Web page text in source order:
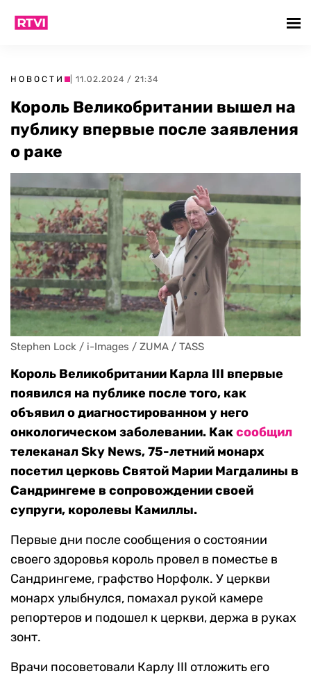
НОВОСТИ | 11.02.2024 / 21:34
Король Великобритании вышел на
публику впервые после заявления
о раке
Stephen Lock / i-Images / ZUMA / TASS
Король Великобритании Карла III впервые
появился на публике после того, как
объявил о диагностированном у него
онкологическом заболевании. Каксообщил
телеканал Sky News, 75-летний монарх
посетил церковь Святой Марии Магдалины в
Сандрингеме в сопровождении своей
супруги, королевы Камиллы.
Первые дни после сообщения о состоянии
своего здоровья король провел в поместье в
Сандрингеме, графство Норфолк. У церкви
монарх улыбнулся, помахал рукой камере
репортеров и подошел к церкви, держа в руках
зонт.
Врачи посоветовали Карлу III отложить его